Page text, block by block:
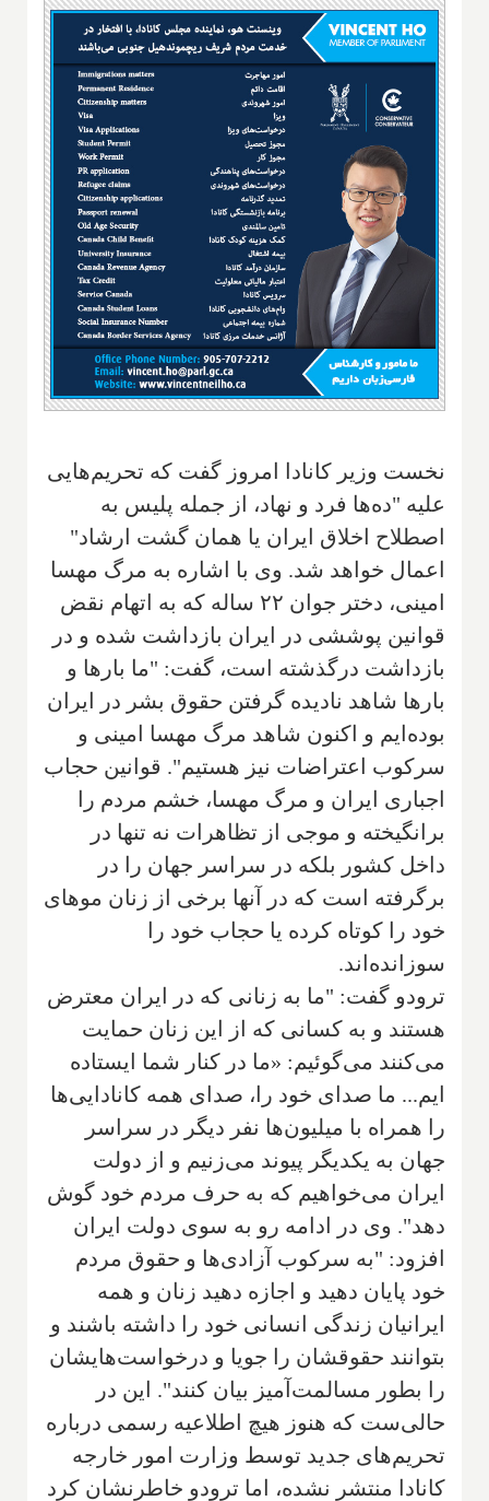
نخست وزیر کانادا امروز گفت که تحریم‌هایی
علیه "ده‌ها فرد و نهاد، از جمله پلیس به
اصطلاح اخلاق ایران یا همان گشت ارشاد"
اعمال خواهد شد. وی با اشاره به مرگ مهسا
امینی، دختر جوان ۲۲ ساله که به اتهام نقض
قوانین پوششی در ایران بازداشت شده و در
بازداشت درگذشته است، گفت: "ما بارها و
بارها شاهد نادیده گرفتن حقوق بشر در ایران
بوده‌ایم و اکنون شاهد مرگ مهسا امینی و
سرکوب اعتراضات نیز هستیم". قوانین حجاب
اجباری ایران و مرگ مهسا، خشم مردم را
برانگیخته و موجی از تظاهرات نه تنها در
داخل کشور بلکه در سراسر جهان را در
برگرفته است که در آنها برخی از زنان موهای
خود را کوتاه کرده یا حجاب خود را
سوزانده‌اند.
ترودو گفت: "ما به زنانی که در ایران معترض
هستند و به کسانی که از این زنان حمایت
می‌کنند می‌گوئیم: «ما در کنار شما ایستاده
ایم... ما صدای خود را، صدای همه کانادایی‌ها
را همراه با میلیون‌ها نفر دیگر در سراسر
جهان به یکدیگر پیوند می‌زنیم و از دولت
ایران می‌خواهیم که به حرف مردم خود گوش
دهد". وی در ادامه رو به سوی دولت ایران
افزود: "به سرکوب آزادی‌ها و حقوق مردم
خود پایان دهید و اجازه دهید زنان و همه
ایرانیان زندگی انسانی خود را داشته باشند و
بتوانند حقوقشان را جویا و درخواست‌هایشان
را بطور مسالمت‌آمیز بیان کنند". این در
حالی‌ست که هنوز هیچ اطلاعیه رسمی درباره
تحریم‌های جدید توسط وزارت امور خارجه
کانادا منتشر نشده، اما ترودو خاطرنشان کرد